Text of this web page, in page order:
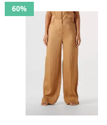
60%